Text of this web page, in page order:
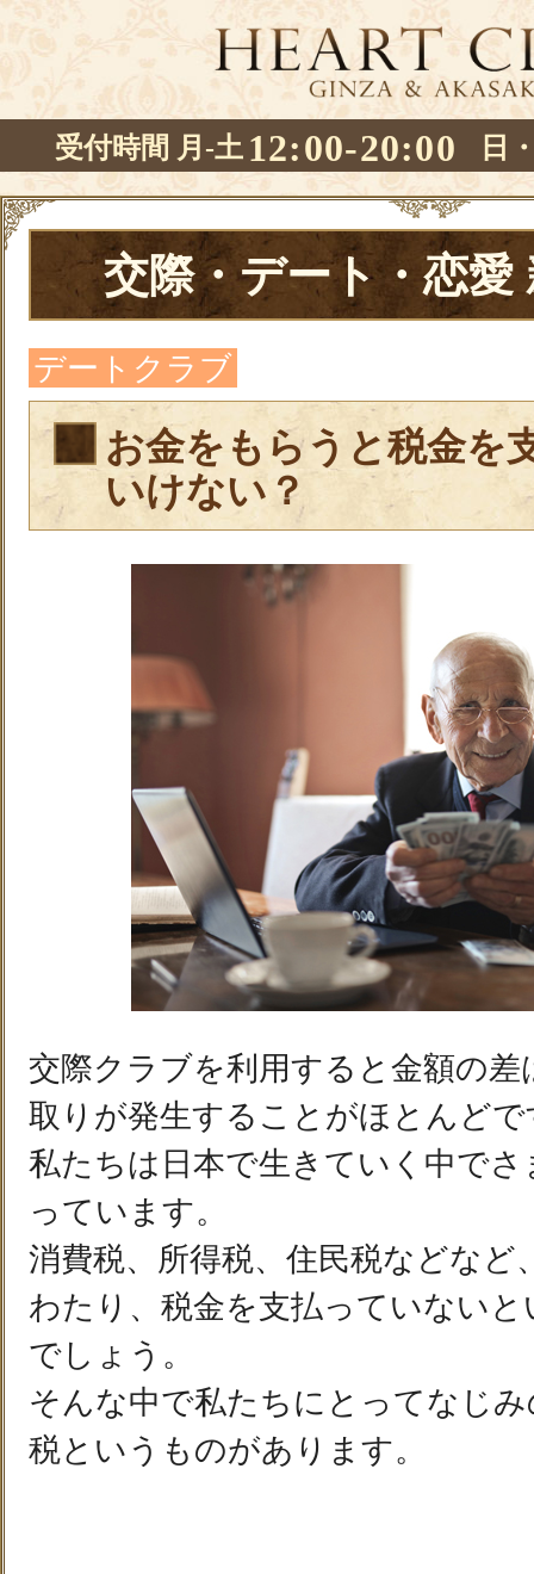
受付時間 月-土 12:00-20:00 日
交際・デート・恋愛
デートクラブ
お金をもらうと税金を
いけない？
交際クラブを利用すると金額の
取りが発生することがほとんどで
私たちは日本で生きていく中で
っています。
消費税、所得税、住民税などなど
わたり、税金を支払っていない
でしょう。
そんな中で私たちにとってなじ
税というものがあります。